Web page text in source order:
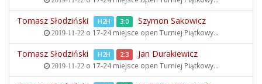
Tomasz Słodziński H2H 3:0 Szymon Sakowicz
2019-11-22o 17-24 miejsce open Turniej Piątkowy...
Tomasz Słodziński H2H 2:3 Jan Durakiewicz
2019-11-22o 17-24 miejsce open Turniej Piątkowy...